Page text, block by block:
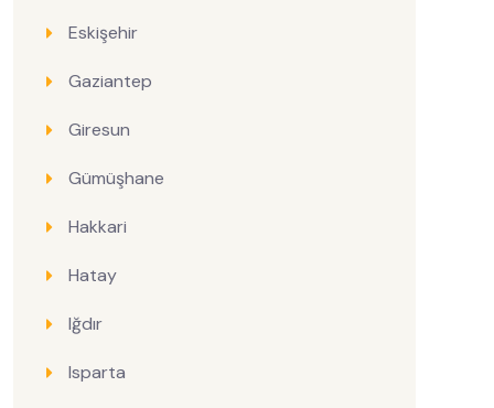
Eskişehir
Gaziantep
Giresun
Gümüşhane
Hakkari
Hatay
Iğdır
Isparta